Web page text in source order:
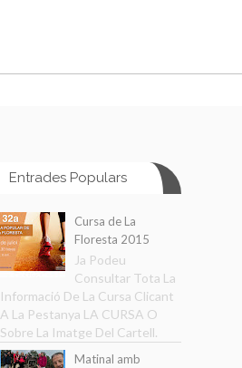
Entrades Populars
Cursa de La
Floresta 2015
Ja Podeu
Consultar Tota La
Informació De La Cursa Clicant
A La Pestanya LA CURSA O
Sobre La Imatge Del Cartell.
Matinal amb